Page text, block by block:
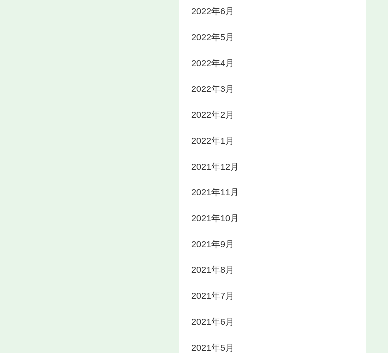
2022年6月
2022年5月
2022年4月
2022年3月
2022年2月
2022年1月
2021年12月
2021年11月
2021年10月
2021年9月
2021年8月
2021年7月
2021年6月
2021年5月